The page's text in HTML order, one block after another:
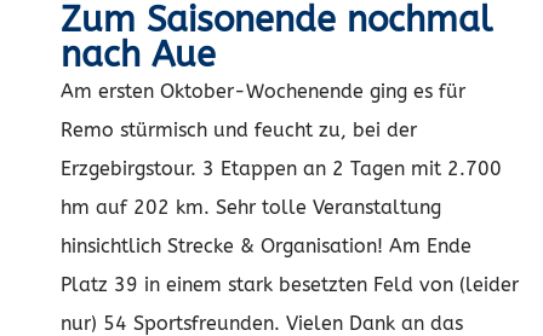
Zum Saisonende nochmal
nach Aue
Am ersten Oktober-Wochenende ging es für
Remo stürmisch und feucht zu, bei der
Erzgebirgstour. 3 Etappen an 2 Tagen mit 2.700
hm auf 202 km. Sehr tolle Veranstaltung
hinsichtlich Strecke & Organisation! Am Ende
Platz 39 in einem stark besetzten Feld von (leider
nur) 54 Sportsfreunden. Vielen Dank an das